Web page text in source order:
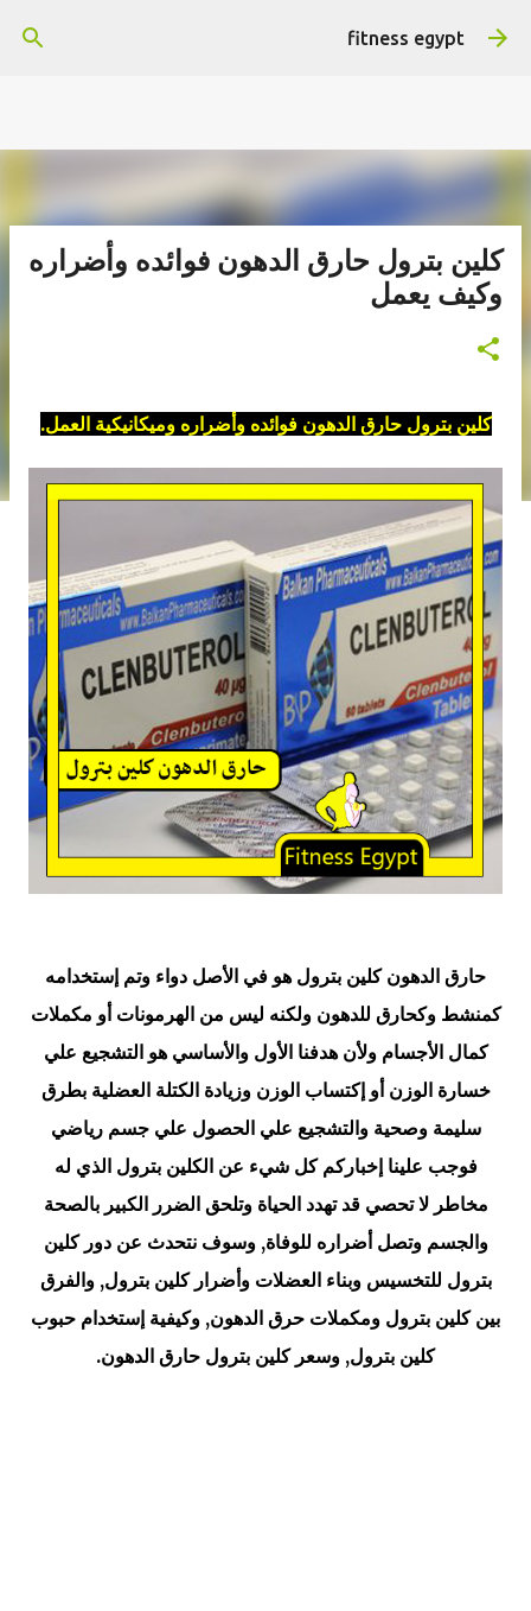
هتستفيد ومش هنضيع وقتك
التخطي إلى المحتوى الرئيسيfitness egypt
كلين بترول حارق الدهون فوائده وأضراره
وكيف يعمل
كلين بترول حارق الدهون فوائده وأضراره وميكانيكية العمل.
حارق الدهون كلين بترول هو في الأصل دواء وتم إستخدامه
كمنشط وكحارق للدهون ولكنه ليس من الهرمونات أو مكملات
كمال الأجسام ولأن هدفنا الأول والأساسي هو التشجيع علي
خسارة الوزن أو إكتساب الوزن وزيادة الكتلة العضلية بطرق
سليمة وصحية والتشجيع علي الحصول علي جسم رياضي
فوجب علينا إخباركم كل شيء عن الكلين بترول الذي له
مخاطر لا تحصي قد تهدد الحياة وتلحق الضرر الكبير بالصحة
والجسم وتصل أضراره للوفاة, وسوف نتحدث عن دور كلين
بترول للتخسيس وبناء العضلات وأضرار كلين بترول, والفرق
بين كلين بترول ومكملات حرق الدهون, وكيفية إستخدام حبوب
كلين بترول, وسعر كلين بترول حارق الدهون.